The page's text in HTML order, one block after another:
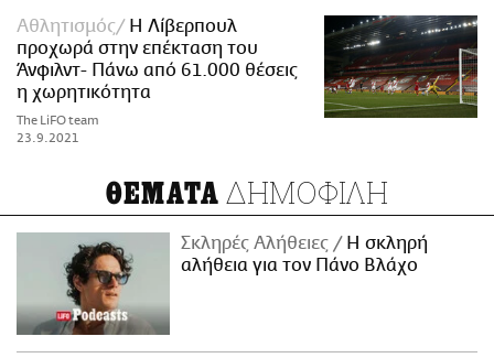
Αθλητισμός
Η Λίβερπουλ
προχωρά στην επέκταση του
Άνφιλντ- Πάνω από 61.000 θέσεις
η χωρητικότητα
The LiFO team
23.9.2021
ΘΕΜΑΤΑ ΔΗΜΟΦΙΛΗ
Σκληρές Αλήθειες
H σκληρή
αλήθεια για τον Πάνο Βλάχο